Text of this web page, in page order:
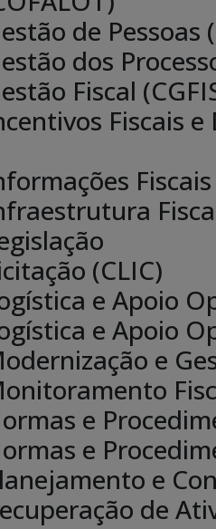
de Pessoas
dos
Fiscal
Fiscais
(CLIC)
e Apoio
e Apoio
e
e
e
e
de